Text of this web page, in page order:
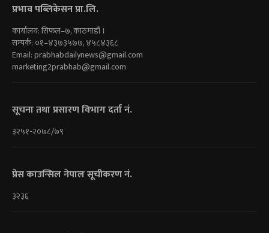
प्रभाव पब्लिकेसन प्रा.लि.
कार्यालय: सिफल–७, काठमाडौं ।
सम्पर्क: ०१–४३७३५७७, ४५८४३६८
Email:prabhabdailynews@gmail.com
marketing2prabhab@gmail.com
सूचना तथा प्रसारण विभाग दर्ता नं.
३२५१-२०७८/७९
प्रेस काउन्सिल नेपाल सूचीकरण नं.
३२३६